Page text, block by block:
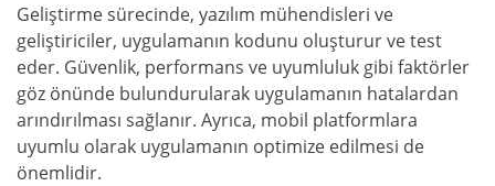
Geliştirme sürecinde, yazılım mühendisleri ve
geliştiriciler, uygulamanın kodunu oluşturur ve test
eder. Güvenlik, performans ve uyumluluk gibi faktörler
göz önünde bulundurularak uygulamanın hatalardan
arındırılması sağlanır. Ayrıca, mobil platformlara
uyumlu olarak uygulamanın optimize edilmesi de
önemlidir.